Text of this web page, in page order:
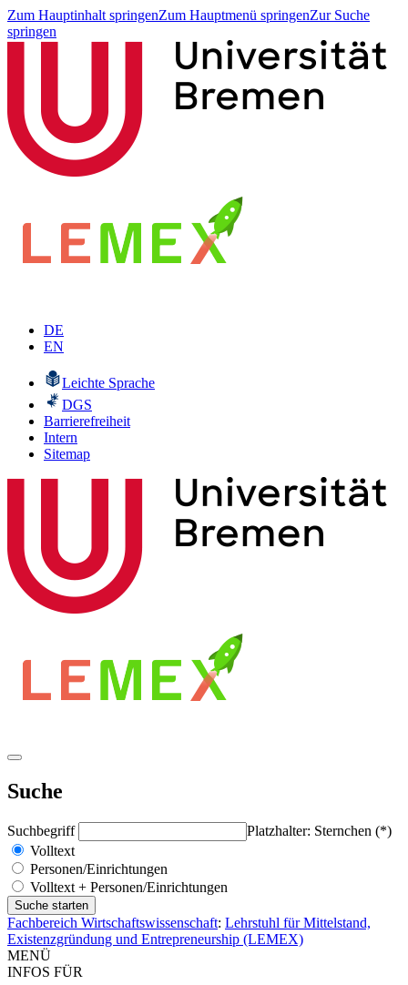
Zum Hauptinhalt springenZum Hauptmenü springenZur Suche
springen
DE
EN
Leichte Sprache
DGS
Barrierefreiheit
Intern
Sitemap
Suche
Suchbegriff
Platzhalter: Sternchen (*)
Volltext
Personen/Einrichtungen
Volltext + Personen/Einrichtungen
Fachbereich Wirtschaftswissenschaft: Lehrstuhl für Mittelstand,
Existenzgründung und Entrepreneurship (LEMEX)
MENÜ
INFOS FÜR